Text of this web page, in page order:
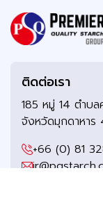
ติดต่อเรา
185 หมู่ 14 ตำบล
จังหวัดมุกดาหา
+66 (0) 81